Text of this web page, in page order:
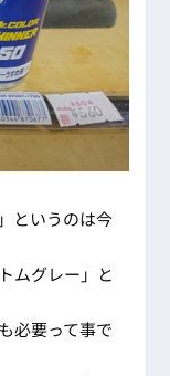
というのは今
ムグレー」と
必要って事で